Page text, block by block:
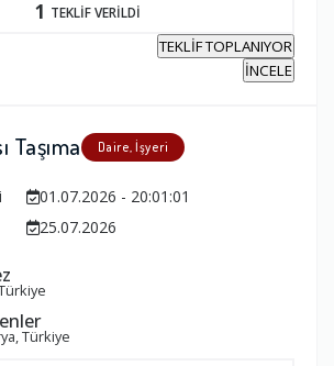
1 TEKLİF VERİLDİ
TEKLİF TOPLANIYOR
İNCELE
Taşıma Daire, İşyeri
01.07.2026 - 20:01:01
25.07.2026
Türkiye